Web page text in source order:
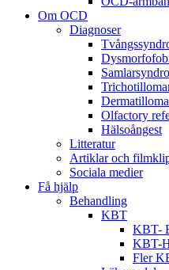
Om OCD
Diagnoser
Olfactory
Hälsoångest
Litteratur
Artiklar och
Sociala medier
Få hjälp
Behandling
KBT
KBT-
KBT-
Fler